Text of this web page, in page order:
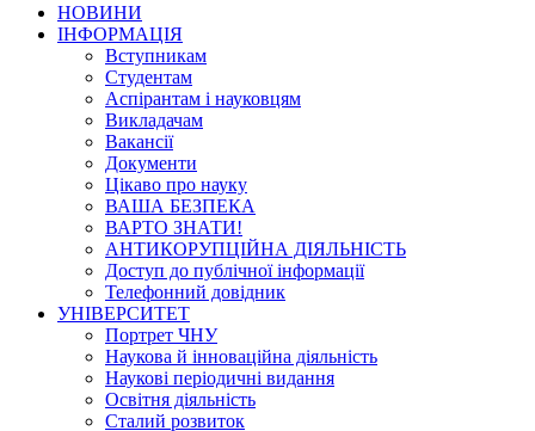
НОВИНИ
ІНФОРМАЦІЯ
Вступникам
Студентам
Аспірантам і науковцям
Викладачам
Вакансії
Документи
Цікаво про науку
ВАША БЕЗПЕКА
ВАРТО ЗНАТИ!
АНТИКОРУПЦІЙНА ДІЯЛЬНІСТЬ
Доступ до публічної інформації
Телефонний довідник
УНІВЕРСИТЕТ
Портрет ЧНУ
Наукова й інноваційна діяльність
Наукові періодичні видання
Освітня діяльність
Сталий розвиток